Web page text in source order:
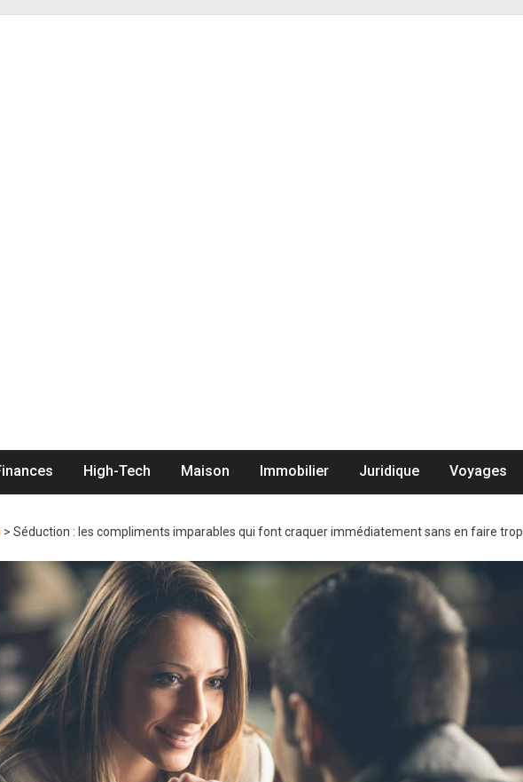
High-Tech Maison Immobilier Juridique Voyages
> Séduction : les compliments imparables qui font craquer immédiatement sans en faire trop